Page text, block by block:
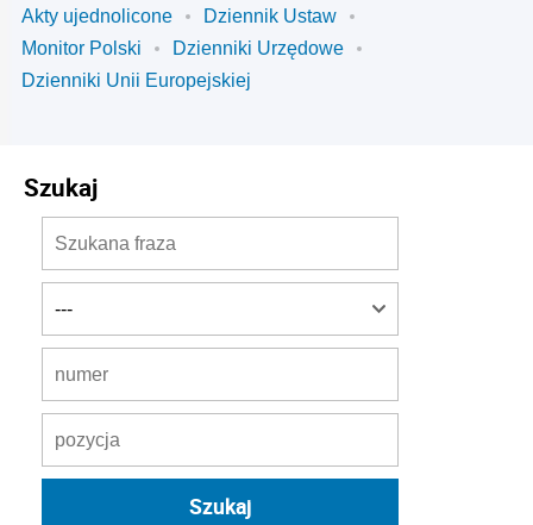
Akty ujednolicone
Dziennik Ustaw
Monitor Polski
Dzienniki Urzędowe
Dzienniki Unii Europejskiej
Szukaj